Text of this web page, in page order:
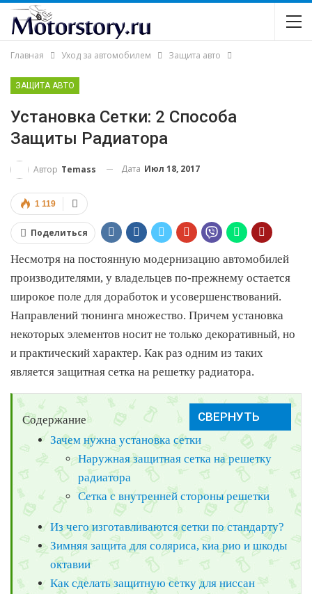
Главная Уход за автомобилем Защита авто
ЗАЩИТА АВТО
Установка Сетки: 2 Способа
Защиты Радиатора
Автор Temass Дата Июл 18, 2017
1 119
Поделиться
Несмотря на постоянную модернизацию автомобилей
производителями, у владельцев по-прежнему остается
широкое поле для доработок и усовершенствований.
Направлений тюнинга множество. Причем установка
некоторых элементов носит не только декоративный, но
и практический характер. Как раз одним из таких
является защитная сетка на решетку радиатора.
Содержание
Зачем нужна установка сетки
Наружная защитная сетка на решетку
радиатора
Сетка с внутренней стороны решетки
Из чего изготавливаются сетки по стандарту?
Зимняя защита для соляриса, киа рио и шкоды
октавии
Как сделать защитную сетку для ниссан